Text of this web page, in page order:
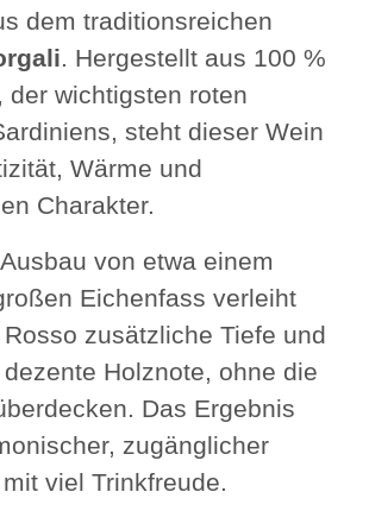
dem traditionsreichen
. Hergestellt aus 100 %
der wichtigsten roten
steht dieser Wein
Wärme und
Charakter.
von etwa einem
Eichenfass verleiht
zusätzliche Tiefe und
Holznote, ohne die
Das Ergebnis
zugänglicher
viel Trinkfreude.